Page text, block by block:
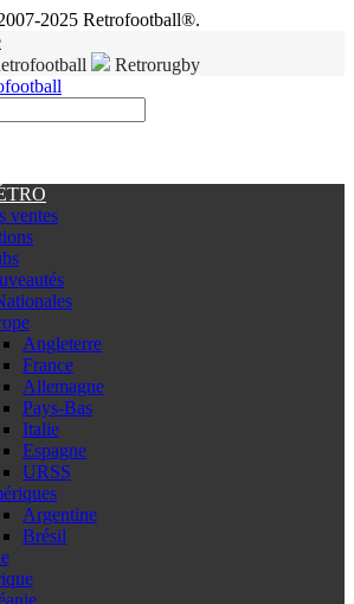
2025 Retrofootball®.
Retrorugby
ventes
Angleterre
France
Allemagne
Pays-Bas
Italie
Espagne
URSS
Argentine
Brésil